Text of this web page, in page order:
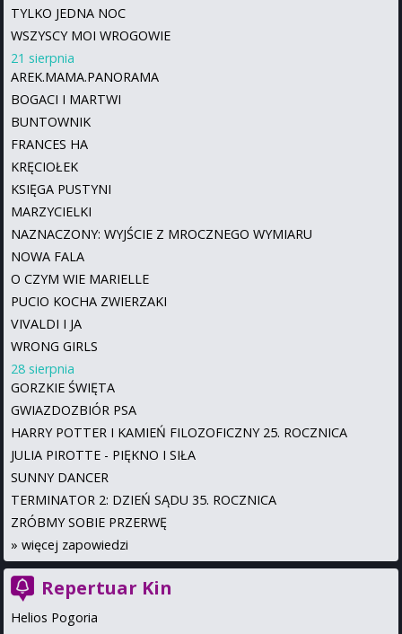
TYLKO JEDNA NOC
WSZYSCY MOI WROGOWIE
21 sierpnia
AREK.MAMA.PANORAMA
BOGACI I MARTWI
BUNTOWNIK
FRANCES HA
KRĘCIOŁEK
KSIĘGA PUSTYNI
MARZYCIELKI
NAZNACZONY: WYJŚCIE Z MROCZNEGO WYMIARU
NOWA FALA
O CZYM WIE MARIELLE
PUCIO KOCHA ZWIERZAKI
VIVALDI I JA
WRONG GIRLS
28 sierpnia
GORZKIE ŚWIĘTA
GWIAZDOZBIÓR PSA
HARRY POTTER I KAMIEŃ FILOZOFICZNY 25. ROCZNICA
JULIA PIROTTE - PIĘKNO I SIŁA
SUNNY DANCER
TERMINATOR 2: DZIEŃ SĄDU 35. ROCZNICA
ZRÓBMY SOBIE PRZERWĘ
» więcej zapowiedzi
Repertuar Kin
Helios Pogoria